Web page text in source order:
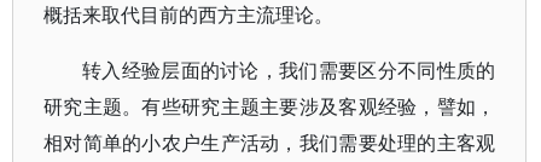
概括来取代目前的西方主流理论。
转入经验层面的讨论，我们需要区分不同性质的
研究主题。有些研究主题主要涉及客观经验，譬如，
相对简单的小农户生产活动，我们需要处理的主客观